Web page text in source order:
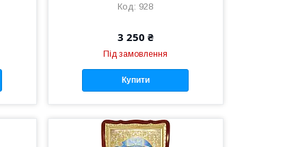
928
3 250 ₴
Під замовлення
Купити